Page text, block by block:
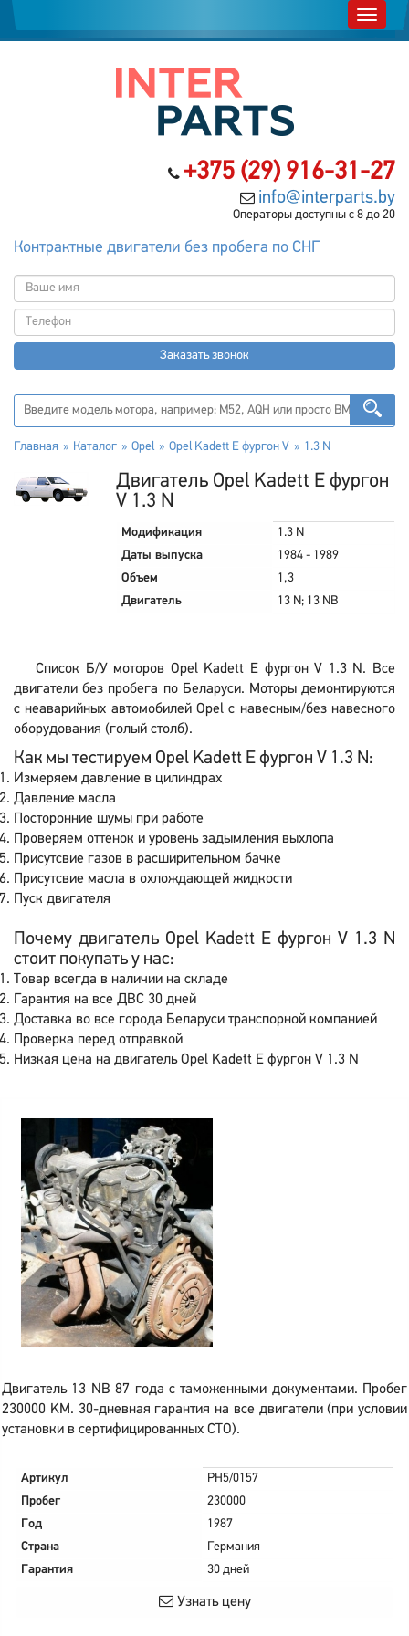
+375 (29) 916-31-27
info@interparts.by
Операторы доступны с 8 до 20
Контрактные двигатели без пробега по СНГ
Заказать звонок
Главная Каталог Opel Opel Kadett E фургон V 1.3 N
Двигатель Opel Kadett E фургон
V 1.3 N
Модификация
1.3 N
Даты выпуска
1984 - 1989
Объем
1,3
Двигатель
13 N; 13 NB
Список Б/У моторов Opel Kadett E фургон V 1.3 N. Все
двигатели без пробега по Беларуси. Моторы демонтируются
с неаварийных автомобилей Opel с навесным/без навесного
оборудования (голый столб).
Как мы тестируем Opel Kadett E фургон V 1.3 N:
Измеряем давление в цилиндрах
Давление масла
Посторонние шумы при работе
Проверяем оттенок и уровень задымления выхлопа
Присутсвие газов в расширительном бачке
Присутсвие масла в охлождающей жидкости
Пуск двигателя
Почему двигатель Opel Kadett E фургон V 1.3 N
стоит покупать у нас:
Товар всегда в наличии на складе
Гарантия на все ДВС 30 дней
Доставка во все города Беларуси транспорной компанией
Проверка перед отправкой
Низкая цена на двигатель Opel Kadett E фургон V 1.3 N
Двигатель 13 NB 87 года с таможенными документами. Пробег
230000 KM. 30-дневная гарантия на все двигатели (при условии
установки в сертифицированных СТО).
Артикул
PH5/0157
Пробег
230000
Год
1987
Страна
Германия
Гарантия
30 дней
Узнать цену